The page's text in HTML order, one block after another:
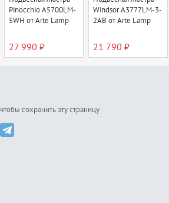
Pinocchio A5700LM-
5WH от Arte Lamp
27 990 ₽
Windsor A3777LM-3-
2AB от Arte Lamp
21 790 ₽
сохранить эту страницу